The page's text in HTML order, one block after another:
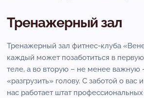
Тренажерный зал
Тренажерный зал фитнес-клуба
каждый может позаботиться в
теле, а во вторую – не менее важную
«разгрузить» голову. С заботой о вас
нас работает штат